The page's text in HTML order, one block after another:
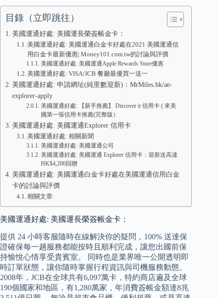
目錄（立即跳往）
美國運通好處: 美國運長榮簽帳金卡：
美國運通好處: 美國運通白金卡好處在2021 美國運通信
用白金卡最新優惠| Money101.com.tw的討論與評價
美國運通好處: 美國運通Apple Rewards Store優惠
美國運通好處: VISA/JCB 餐廳最優買一送一
美國運通好處: 申請網址(純里數迎新)：MrMiles.hk/ae-
explorer-apply
美國運通好處: 【新手推薦】 Discover it 信用卡 ( 來美
國第一張信用卡推薦(完整版）
美國運通好處: 美國運通Explorer 信用卡
美國運通好處: 相關新聞
美國運通好處: 美國運通公司
美國運通好處: 美國運通 Explorer 信用卡：迎新送高達
HK$4,200回贈
美國運通好處: 美國運通白金卡好處在美國運通信用白金
卡的討論與評價
相關文章:
美國運通好處: 美國運長榮簽帳金卡：
提供 24 小時客服隨時在線解決你的疑問，100% 送達保
證確保每一趟服務都能按時且順利完成，讓您出國前保
持愉悅心情享受貴賓室。 同時也是業界唯一公開透明即
時訂單狀態，讓你隨時掌握行程資訊與司機服務動態。
2008年，JCB在全球共有6,097萬卡，特約商店遍及全球
190個國家和地區，有1,280萬家，年消費簽帳金額達8兆